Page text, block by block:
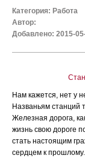
Категория: Работа
Автор:
Добавлено: 2015-
Нам кажется, нет у
Названьям станций
Железная дорога,
жизнь свою дороге
стать настоящим
сердцем к